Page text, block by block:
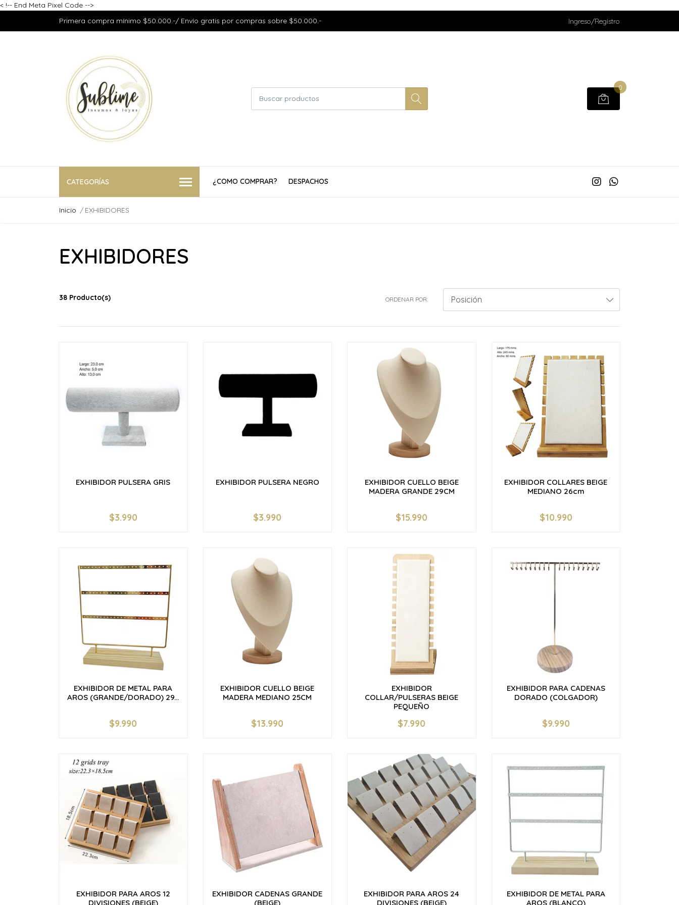
< !-- End Meta Pixel Code -->
Primera compra mínimo $50.000.-/ Envío gratis por compras sobre $50.000.-
Ingreso/Registro
0
CATEGORÍAS ¿COMO COMPRAR? DESPACHOS
Inicio EXHIBIDORES
EXHIBIDORES
38 Producto(s) ORDENAR POR:
EXHIBIDOR PULSERA GRIS
+
$3.990
EXHIBIDOR PULSERA NEGRO
+
$3.990
EXHIBIDOR CUELLO BEIGE
MADERA GRANDE 29CM
+
$15.990
EXHIBIDOR COLLARES BEIGE
MEDIANO 26cm
+
$10.990
EXHIBIDOR DE METAL PARA
AROS (GRANDE/DORADO) 29...
+
$9.990
EXHIBIDOR CUELLO BEIGE
MADERA MEDIANO 25CM
+
$13.990
EXHIBIDOR
COLLAR/PULSERAS BEIGE
PEQUEÑO
+
$7.990
EXHIBIDOR PARA CADENAS
DORADO (COLGADOR)
+
$9.990
EXHIBIDOR PARA AROS 12
DIVISIONES (BEIGE)
EXHIBIDOR CADENAS GRANDE
(BEIGE)
EXHIBIDOR PARA AROS 24
DIVISIONES (BEIGE)
EXHIBIDOR DE METAL PARA
AROS (BLANCO)